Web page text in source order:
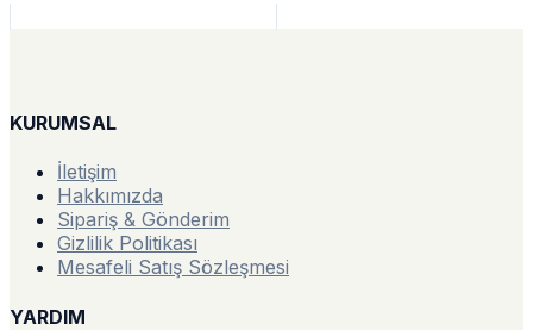
KURUMSAL
İletişim
Hakkımızda
Sipariş & Gönderim
Gizlilik Politikası
Mesafeli Satış Sözleşmesi
YARDIM